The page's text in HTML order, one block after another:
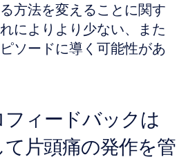
方法を変えることに関す
によりより少ない、また
ソードに導く可能性があ
フィードバックは
片頭痛の発作を管